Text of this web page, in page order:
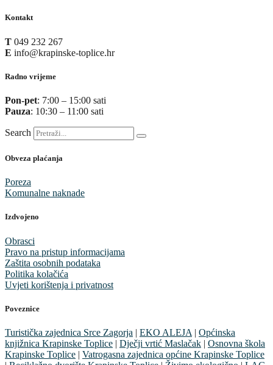
Kontakt
T 049 232 267
E info@krapinske-toplice.hr
Radno vrijeme
Pon-pet: 7:00 – 15:00 sati
Pauza: 10:30 – 11:00 sati
Search
Obveza plaćanja
Poreza
Komunalne naknade
Izdvojeno
Obrasci
Pravo na pristup informacijama
Zaštita osobnih podataka
Politika kolačića
Uvjeti korištenja i privatnost
Poveznice
Turistička zajednica Srce Zagorja | EKO ALEJA | Općinska
knjižnica Krapinske Toplice | Dječji vrtić Maslačak | Osnovna škola
Krapinske Toplice | Vatrogasna zajednica općine Krapinske Toplice